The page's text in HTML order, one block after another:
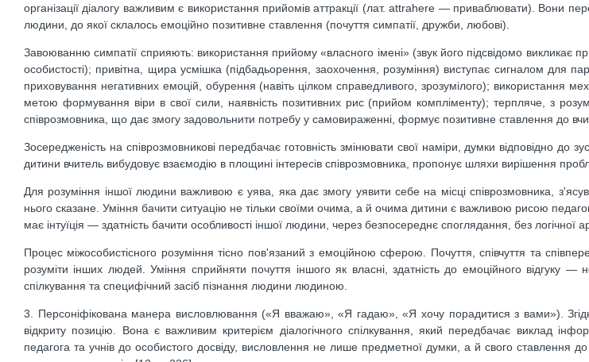
організації діалогу важливим є використання прийомів аттракції (лат. attrahere — приваблювати). Вони
людини, до якої склалось емоційно позитивне ставлення (почуття симпатії, дружби, любові).
Завоюванню симпатії сприяють: використання прийому «власного імені» (звук його підсвідомо викликає
особистості); привітна, щира усмішка (підбадьорення, заохочення, розуміння) виступає сигналом для
приховування негативних емоцій, обурення (навіть цілком справедливого, зрозумілого); використання
метою формування віри в свої сили, наявність позитивних рис (прийом компліменту); терпляче, з
співрозмовника, що дає змогу задовольнити потребу у самовираженні, формує позитивне ставлення до
Зосередженість на співрозмовникові передбачає готовність змінювати свої наміри, думки відповідно до
дитини вчитель вибудовує взаємодію в площині інтересів співрозмовника, пропонує шляхи вирішення
Для розуміння іншої людини важливою є уява, яка дає змогу уявити себе на місці співрозмовника,
нього сказане. Уміння бачити ситуацію не тільки своїми очима, а й очима дитини є важливою рисою
має інтуїція — здатність бачити особливості іншої людини, через безпосереднє споглядання, без логічної
Процес міжособистісного розуміння тісно пов'язаний з емоційною сферою. Почуття, співчуття та
розуміти інших людей. Уміння сприйняти почуття іншого як власні, здатність до емоційного відгуку —
спілкування та специфічний засіб пізнання людини людиною.
3. Персоніфікована манера висловлювання («Я вважаю», «Я гадаю», «Я хочу порадитися з вами»).
відкриту позицію. Вона є важливим критерієм діалогічного спілкування, який передбачає виклад
педагога та учнів до особистого досвіду, висловлення не лише предметної думки, а й свого ставлення